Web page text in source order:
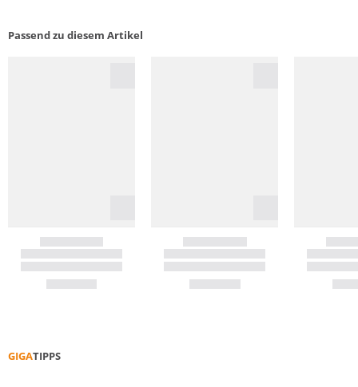
Passend zu diesem Artikel
GIGATIPPS